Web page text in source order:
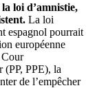
loi d’amnistie,
La loi
espagnol pourrait
européenne
(PP, PPE), la
de l’empêcher